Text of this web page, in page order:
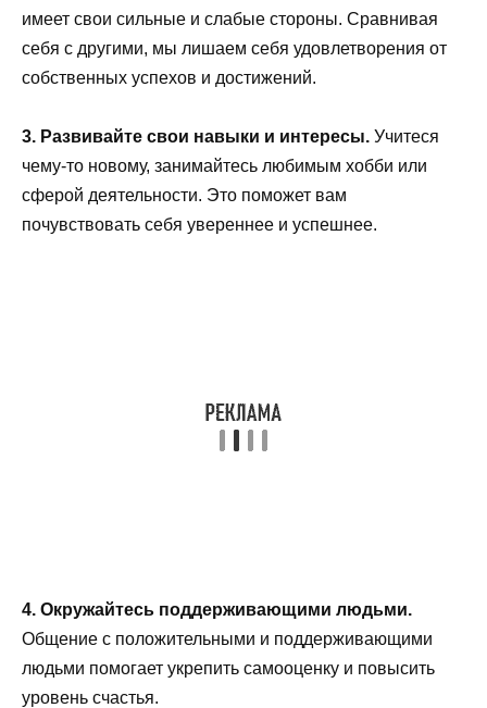
имеет свои сильные и слабые стороны. Сравнивая
себя с другими, мы лишаем себя удовлетворения от
собственных успехов и достижений.
3. Развивайте свои навыки и интересы. Учитеся
чему-то новому, занимайтесь любимым хобби или
сферой деятельности. Это поможет вам
почувствовать себя увереннее и успешнее.
4. Окружайтесь поддерживающими людьми.
Общение с положительными и поддерживающими
людьми помогает укрепить самооценку и повысить
уровень счастья.